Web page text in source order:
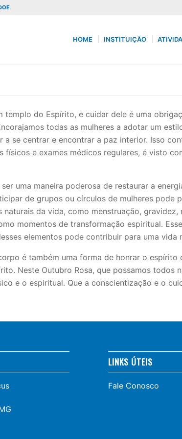
HOME INSTITUIÇÃO
templo do Espírito, e cuidar dele é uma
todas as mulheres a adotar um
a se centrar e encontrar a paz interior. Isso
físicos e exames médicos regulares, é visto
uma maneira poderosa de restaurar a
de grupos ou círculos de mulheres
naturais da vida, como menstruação,
momentos de transformação espiritual.
elementos pode contribuir para uma vida
é também uma forma de honrar o
Neste Outubro Rosa, que possamos
e o espiritual. Que a conscientização e o
LINKS ÚTEIS
Fale Conosco